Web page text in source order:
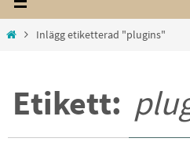
HomeInlägg etiketterad "plugins"
Etikett: